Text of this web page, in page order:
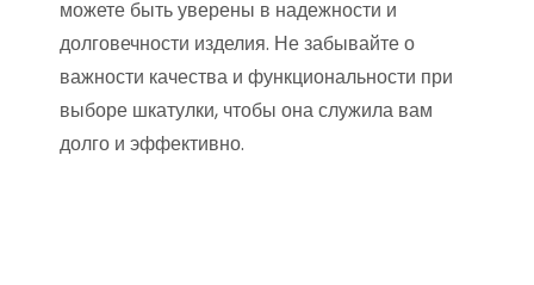
можете быть уверены в надежности и
долговечности изделия. Не забывайте о
важности качества и функциональности при
выборе шкатулки, чтобы она служила вам
долго и эффективно.